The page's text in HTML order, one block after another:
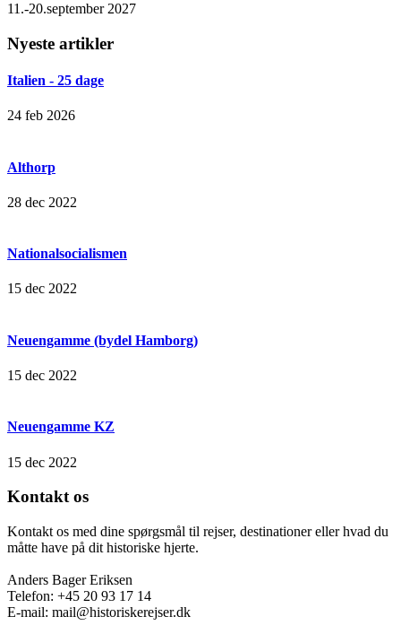
11.-20.september 2027
Nyeste artikler
Italien - 25 dage
24 feb 2026
Althorp
28 dec 2022
Nationalsocialismen
15 dec 2022
Neuengamme (bydel Hamborg)
15 dec 2022
Neuengamme KZ
15 dec 2022
Kontakt os
Kontakt os med dine spørgsmål til rejser, destinationer eller hvad du
måtte have på dit historiske hjerte.
Anders Bager Eriksen
Telefon: +45 20 93 17 14
E-mail: mail@historiskerejser.dk